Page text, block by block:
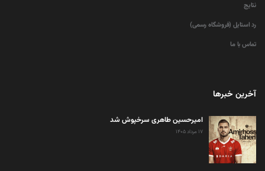
نتایج
رد استایل (فروشگاه رسمی)
تماس با ما
آخرین خبرها
امیرحسین طاهری سرخپوش شد
۱۷ مرداد ۱۴۰۵